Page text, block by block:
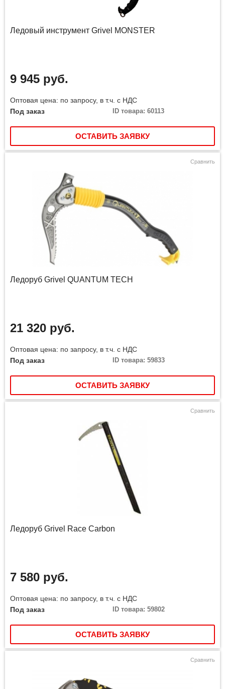
Ледовый инструмент Grivel MONSTER
9 945 руб.
Оптовая цена: по запросу, в т.ч. с НДС
Под заказ
ID товара: 60113
ОСТАВИТЬ ЗАЯВКУ
Сравнить
Ледоруб Grivel QUANTUM TECH
21 320 руб.
Оптовая цена: по запросу, в т.ч. с НДС
Под заказ
ID товара: 59833
ОСТАВИТЬ ЗАЯВКУ
Сравнить
Ледоруб Grivel Race Carbon
7 580 руб.
Оптовая цена: по запросу, в т.ч. с НДС
Под заказ
ID товара: 59802
ОСТАВИТЬ ЗАЯВКУ
Сравнить